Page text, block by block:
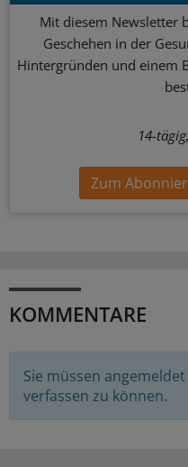
Mit diesem Newsletter
Geschehen in der
Hintergründen und einem
14-
Zum
KOMMENTARE
Sie müssen
verfassen zu können.